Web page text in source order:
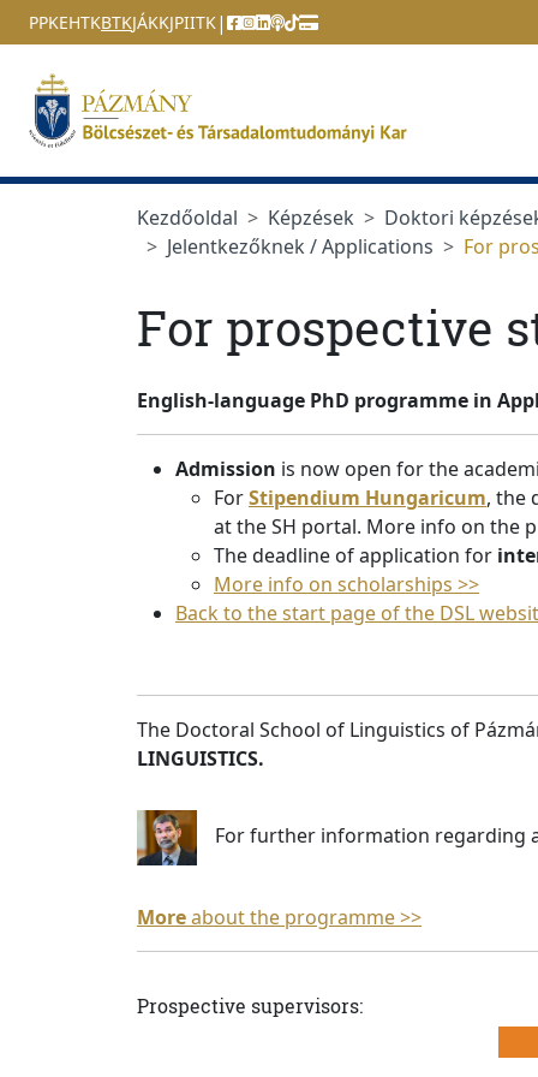
Ugrás a menüre
Ugrás a tartalomra
PPKEHTKBTKJÁKKJPIITK|
Kezdőoldal Képzések
Doktori
Jelentkezőknek / Applications
For
For prospective
English-language PhD programme in
Admission is now open for the
ForStipendium Hungaricum, the
at the SH portal. More info on the
The deadline of application for
More info on scholarships >>
Back to the start page of the DSL
The Doctoral School of Linguistics of
LINGUISTICS.
For further information regarding
Moreabout the programme >>
Prospective supervisors: